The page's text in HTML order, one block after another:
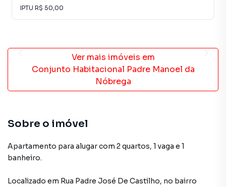
IPTU R$ 50,00
Ver mais imóveis em
Conjunto Habitacional Padre Manoel da
Nóbrega
Sobre o imóvel
Apartamento para alugar com 2 quartos, 1 vaga e 1
banheiro.
Localizado em Rua Padre José De Castilho, no bairro